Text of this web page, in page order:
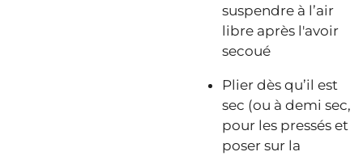
suspendre à l’air
libre après l'avoir
secoué
Plier dès qu’il est
sec (ou à demi sec,
pour les pressés et
poser sur la